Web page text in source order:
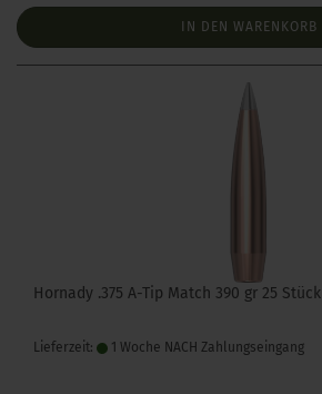
IN DEN WARENKORB
Hornady .375 A-Tip Match 390 gr 25 Stück
Lieferzeit: 1 Woche NACH Zahlungseingang